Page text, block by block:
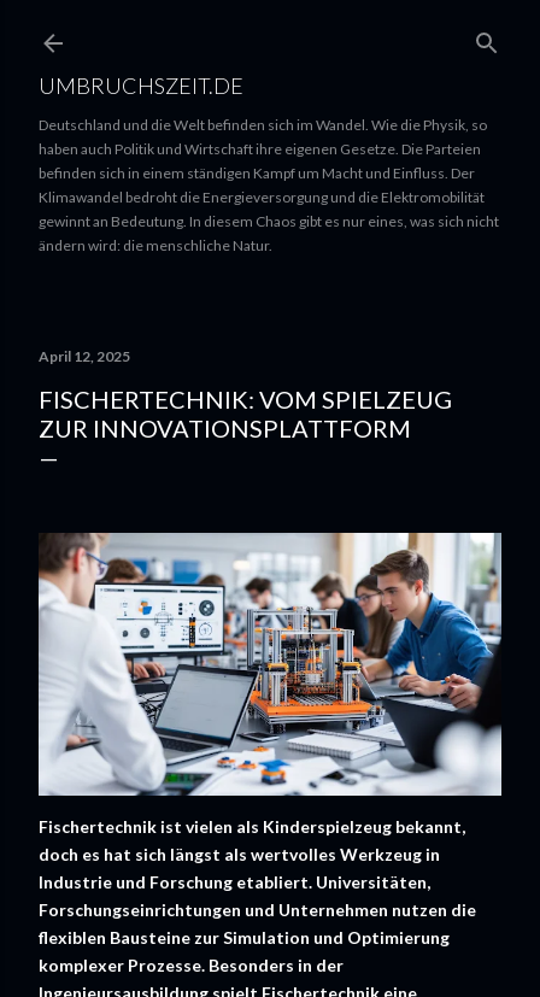
UMBRUCHSZEIT.DE
Deutschland und die Welt befinden sich im Wandel. Wie die Physik, so
haben auch Politik und Wirtschaft ihre eigenen Gesetze. Die Parteien
befinden sich in einem ständigen Kampf um Macht und Einfluss. Der
Klimawandel bedroht die Energieversorgung und die Elektromobilität
gewinnt an Bedeutung. In diesem Chaos gibt es nur eines, was sich nicht
ändern wird: die menschliche Natur.
April 12, 2025
FISCHERTECHNIK: VOM SPIELZEUG
ZUR INNOVATIONSPLATTFORM
Fischertechnik ist vielen als Kinderspielzeug bekannt,
doch es hat sich längst als wertvolles Werkzeug in
Industrie und Forschung etabliert. Universitäten,
Forschungseinrichtungen und Unternehmen nutzen die
flexiblen Bausteine zur Simulation und Optimierung
komplexer Prozesse. Besonders in der
Ingenieursausbildung spielt Fischertechnik eine